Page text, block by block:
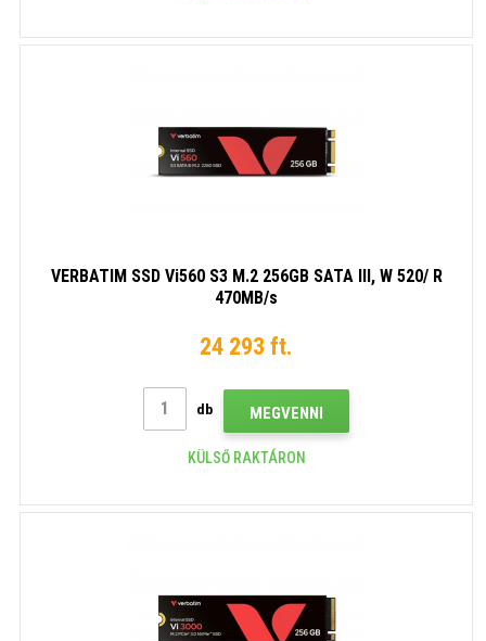
VERBATIM SSD Vi560 S3 M.2 256GB SATA III, W 520/ R
470MB/s
24 293 ft.
db MEGVENNI
KÜLSŐ RAKTÁRON